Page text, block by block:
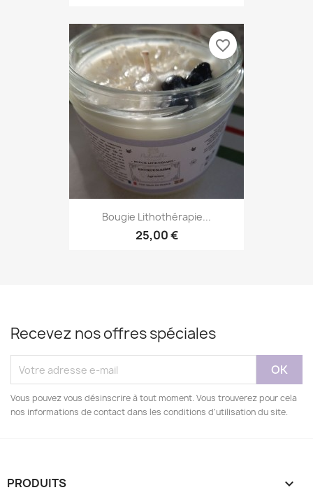
Bougie Lithothérapie...
25,00 €
favorite_border
Recevez nos offres spéciales
Vous pouvez vous désinscrire à tout moment. Vous trouverez pour cela
nos informations de contact dans les conditions d'utilisation du site.
PRODUITS 